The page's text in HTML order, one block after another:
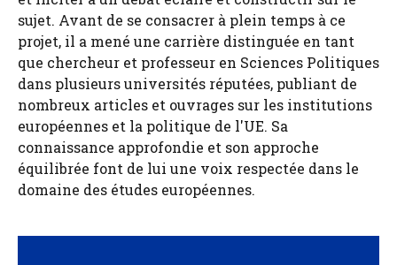
sujet. Avant de se consacrer à plein temps à ce
projet, il a mené une carrière distinguée en tant
que chercheur et professeur en Sciences Politiques
dans plusieurs universités réputées, publiant de
nombreux articles et ouvrages sur les institutions
européennes et la politique de l'UE. Sa
connaissance approfondie et son approche
équilibrée font de lui une voix respectée dans le
domaine des études européennes.